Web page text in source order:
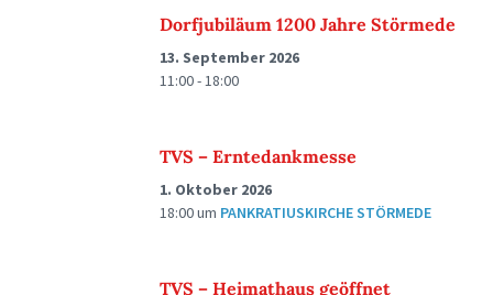
Dorfjubiläum 1200 Jahre Störmede
13. September 2026
11:00 - 18:00
TVS – Erntedankmesse
1. Oktober 2026
18:00um PANKRATIUSKIRCHE STÖRMEDE
TVS – Heimathaus geöffnet